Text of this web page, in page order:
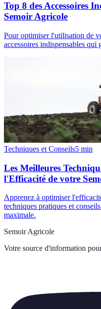
Top 8 des Accessoires
Semoir Agricole
Pour optimiser l'utilisation de
accessoires indispensables qui
Techniques et Conseils5 min
Les Meilleures
l'Efficacité de votre
Apprenez à optimiser
techniques pratiques et
maximale.
Semoir Agricole
Votre source d'information